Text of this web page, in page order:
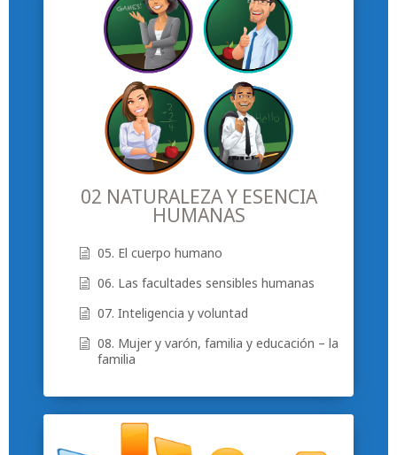
02 NATURALEZA Y ESENCIA
HUMANAS
05. El cuerpo humano
06. Las facultades sensibles humanas
07. Inteligencia y voluntad
08. Mujer y varón, familia y educación – la
familia